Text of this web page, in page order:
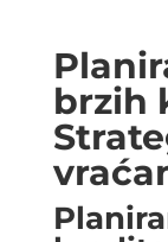
brzih